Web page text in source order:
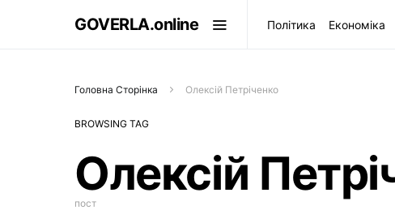
GOVERLA.online Політика Економіка
Головна Сторінка Олексій Петріченко
BROWSING TAG
Олексій
пост